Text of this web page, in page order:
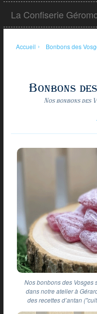
Aller
contenu
La Confiserie
Accueil › Bonbons des
Bonbons
Nos bonbons des
Nos bonbons des Vosges
dans notre atelier à
des recettes d’antan